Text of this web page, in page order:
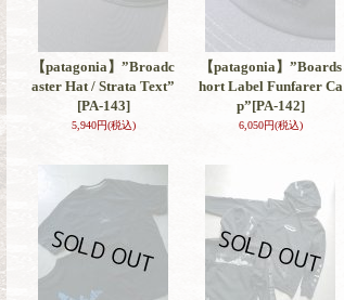
【patagonia】”Broadc
aster Hat / Strata Text”
[PA-143]
5,940円(税込)
【patagonia】”Boards
hort Label Funfarer Ca
p”[PA-142]
6,050円(税込)